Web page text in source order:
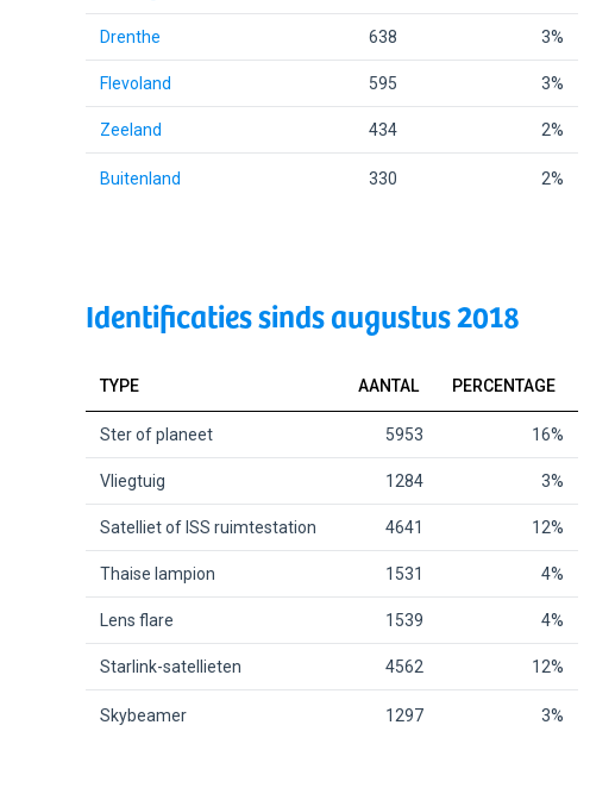
Drenthe 638 3%
Flevoland 595 3%
Zeeland 434 2%
Buitenland 330 2%
Identificaties sinds augustus 2018
TYPE AANTAL PERCENTAGE
Ster of planeet 5953 16%
Vliegtuig 1284 3%
Satelliet of ISS ruimtestation 4641 12%
Thaise lampion 1531 4%
Lens flare 1539 4%
Starlink-satellieten 4562 12%
Skybeamer 1297 3%